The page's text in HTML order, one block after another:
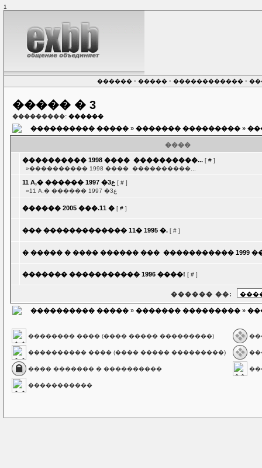
1
������• �����• ������������•
����� � 3
���������: ������
���������� ����� » ������� ��������� »
����
���������� 1998 ���� ­ ����������... [ # ]
»���������� 1998 ���� ­ ����������...
11 A,� ������ 1997 �ع3 [ # ]
»11 A,� ������ 1997 �ع3
������ 2005 ���.11 � [ # ]
��� ������������� 11� 1995 �. [ # ]
� ����� � ���� ������ ��� ­ ����������� 1999
������� ����������� 1996 ����! [ # ]
������ ��:
���������� ����� » ������� ��������� »
�������� ���� (���� ����� ���������)
���������� ���� (���� ����� ���������)
���� ������� � ����������
�����������